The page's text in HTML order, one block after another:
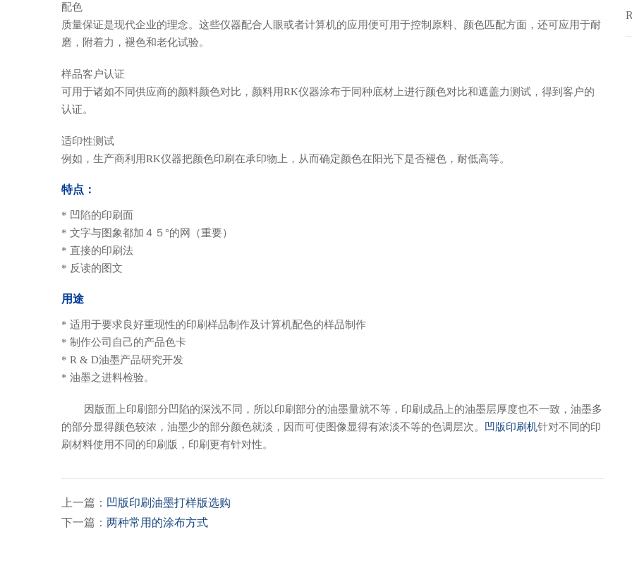
配色
质量保证是现代企业的理念。这些仪器配合人眼或者计算机的应用便可用于控制原料、颜色匹配方面，还可应用于耐
磨，附着力，褪色和老化试验。
样品客户认证
可用于诸如不同供应商的颜料颜色对比，颜料用RK仪器涂布于同种底材上进行颜色对比和遮盖力测试，得到客户的
认证。
适印性测试
例如，生产商利用RK仪器把颜色印刷在承印物上，从而确定颜色在阳光下是否褪色，耐低高等。
特点：
* 凹陷的印刷面
* 文字与图象都加４５°的网（重要）
* 直接的印刷法
* 反读的图文
用途
* 适用于要求良好重现性的印刷样品制作及计算机配色的样品制作
* 制作公司自己的产品色卡
* R & D油墨产品研究开发
* 油墨之进料检验。
因版面上印刷部分凹陷的深浅不同，所以印刷部分的油墨量就不等，印刷成品上的油墨层厚度也不一致，油墨多
的部分显得颜色较浓，油墨少的部分颜色就淡，因而可使图像显得有浓淡不等的色调层次。 凹版印刷机针对不同的印
刷材料使用不同的印刷版，印刷更有针对性。
上一篇： 凹版印刷油墨打样版选购
下一篇： 两种常用的涂布方式